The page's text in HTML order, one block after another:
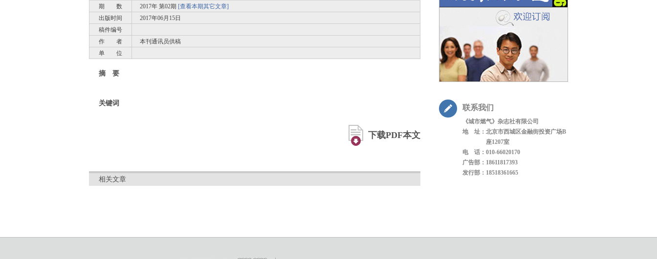
期 数 2017年 第02期 [查看本期其它文章]
出版时间
2017年06月15日
稿件编号
作 者
本刊通讯员供稿
单 位
摘 要
关键词
下载PDF本文
相关文章
联系我们
《城市燃气》杂志社有限公司
地 址： 北京市西城区金融街投资广场B
座1207室
电 话： 010-66020170
广告部： 18611817393
发行部： 18518361665